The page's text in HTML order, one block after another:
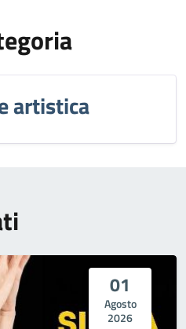
artistica
01
Agosto
2026